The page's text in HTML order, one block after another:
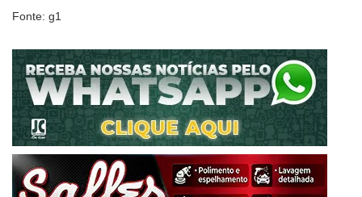
Fonte: g1